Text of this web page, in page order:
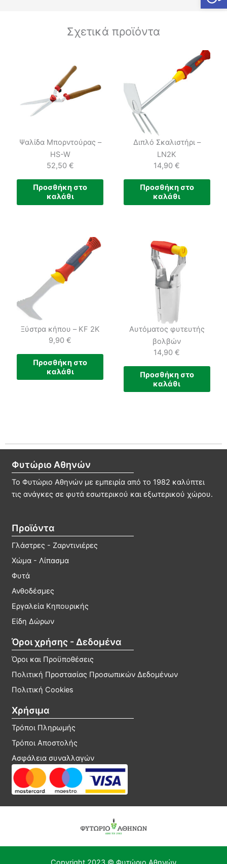
Σχετικά προϊόντα
Ψαλίδα Μπορντούρας –
HS-W
52,50 €
Προσθήκη στο
καλάθι
Διπλό Σκαλιστήρι –
LN2K
14,90€
Προσθήκη στο
καλάθι
Ξύστρα κήπου – KF 2K
9,90€
Προσθήκη στο
καλάθι
Αυτόματος φυτευτής
βολβών
14,90€
Προσθήκη στο
καλάθι
Φυτώριο Αθηνών
Το Φυτώριο Αθηνών με εμπειρία από το 1982 καλύπτει
τις ανάγκες σε φυτά εσωτερικού και εξωτερικού χώρου.
Προϊόντα
Γλάστρες - Ζαρντινιέρες
Χώμα - Λίπασμα
Φυτά
Ανθοδέσμες
Εργαλεία Κηπουρικής
Είδη Δώρων
Όροι χρήσης - Δεδομένα
Όροι και Προϋποθέσεις
Πολιτική Προστασίας Προσωπικών Δεδομένων
Πολιτική Cookies
Χρήσιμα
Τρόποι Πληρωμής
Τρόποι Αποστολής
Ασφάλεια συναλλαγών